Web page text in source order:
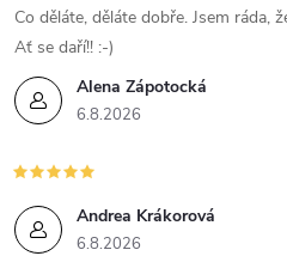
Alena Zápotocká
6.8.2026
Co děláte, děláte dobře. Jsem ráda,
Ať se daří!! :-)
Andrea Krákorová
6.8.2026